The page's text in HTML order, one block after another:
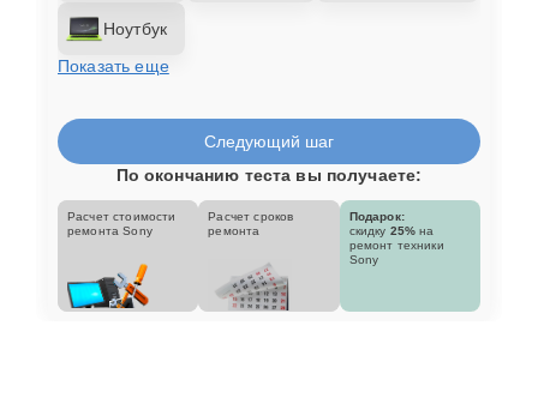
Ноутбук
Показать еще
Следующий шаг
По окончанию теста вы получаете:
Расчет стоимости
ремонта Sony
Расчет сроков
ремонта
Подарок:
скидку 25% на
ремонт техники
Sony